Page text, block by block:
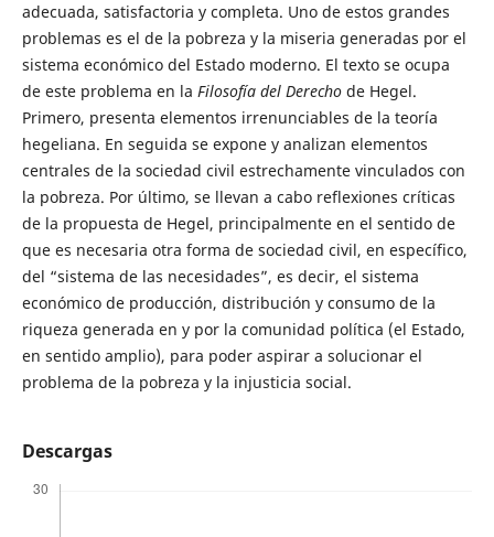
adecuada, satisfactoria y completa. Uno de estos grandes
problemas es el de la pobreza y la miseria generadas por el
sistema económico del Estado moderno. El texto se ocupa
de este problema en la Filosofía del Derechode Hegel.
Primero, presenta elementos irrenunciables de la teoría
hegeliana. En seguida se expone y analizan elementos
centrales de la sociedad civil estrechamente vinculados con
la pobreza. Por último, se llevan a cabo reflexiones críticas
de la propuesta de Hegel, principalmente en el sentido de
que es necesaria otra forma de sociedad civil, en específico,
del “sistema de las necesidades”, es decir, el sistema
económico de producción, distribución y consumo de la
riqueza generada en y por la comunidad política (el Estado,
en sentido amplio), para poder aspirar a solucionar el
problema de la pobreza y la injusticia social.
Descargas